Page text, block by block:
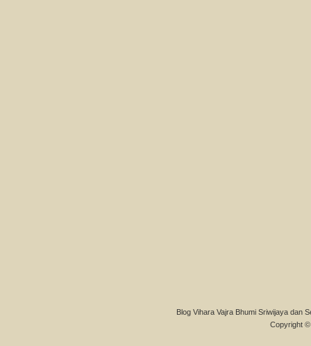
Blog Vihara Vajra Bhumi Sriwijaya dan
Copyright ©